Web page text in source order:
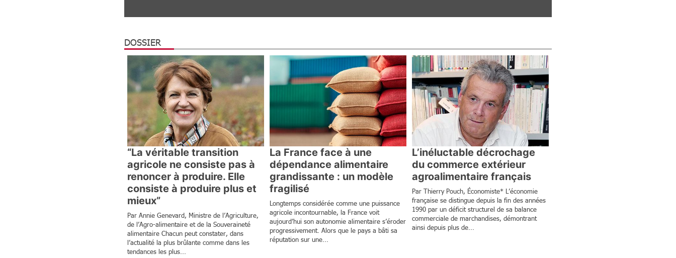
DOSSIER
“La véritable transition
agricole ne consiste pas à
renoncer à produire. Elle
consiste à produire plus et
mieux”
Par Annie Genevard, Ministre de l’Agriculture,
de l’Agro-alimentaire et de la Souveraineté
alimentaire Chacun peut constater, dans
l’actualité la plus brûlante comme dans les
tendances les plus...
La France face à une
dépendance alimentaire
grandissante : un modèle
fragilisé
Longtemps considérée comme une puissance
agricole incontournable, la France voit
aujourd’hui son autonomie alimentaire s’éroder
progressivement. Alors que le pays a bâti sa
réputation sur une...
L’inéluctable décrochage
du commerce extérieur
agroalimentaire français
Par Thierry Pouch, Économiste* L’économie
française se distingue depuis la fin des années
1990 par un déficit structurel de sa balance
commerciale de marchandises, démontrant
ainsi depuis plus de...